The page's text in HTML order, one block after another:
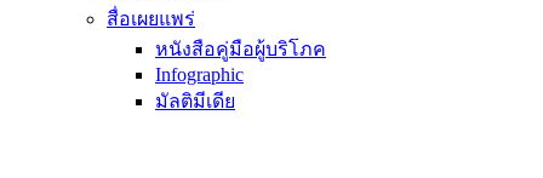
สื่อเผยแพร่
หนังสือคู่มือผู้บริโภค
Infographic
มัลติมีเดีย